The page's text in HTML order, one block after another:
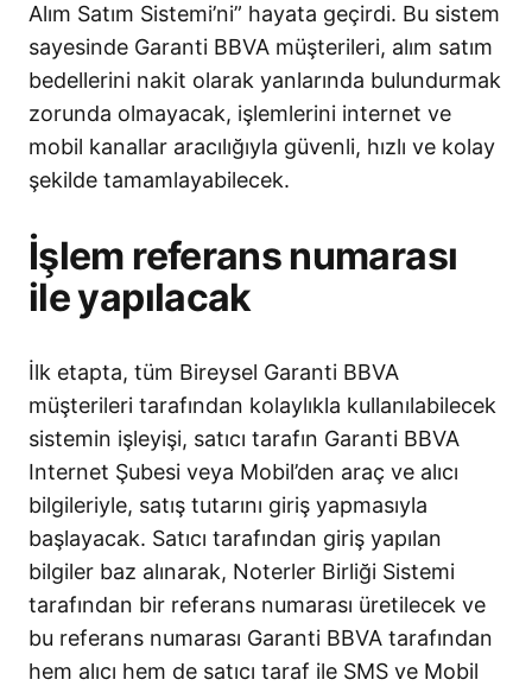
Alım Satım Sistemi’ni” hayata geçirdi. Bu sistem
sayesinde Garanti BBVA müşterileri, alım satım
bedellerini nakit olarak yanlarında bulundurmak
zorunda olmayacak, işlemlerini internet ve
mobil kanallar aracılığıyla güvenli, hızlı ve kolay
şekilde tamamlayabilecek.
İşlem referans numarası
ile yapılacak
İlk etapta, tüm Bireysel Garanti BBVA
müşterileri tarafından kolaylıkla kullanılabilecek
sistemin işleyişi, satıcı tarafın Garanti BBVA
Internet Şubesi veya Mobil’den araç ve alıcı
bilgileriyle, satış tutarını giriş yapmasıyla
başlayacak. Satıcı tarafından giriş yapılan
bilgiler baz alınarak, Noterler Birliği Sistemi
tarafından bir referans numarası üretilecek ve
bu referans numarası Garanti BBVA tarafından
hem alıcı hem de satıcı taraf ile SMS ve Mobil